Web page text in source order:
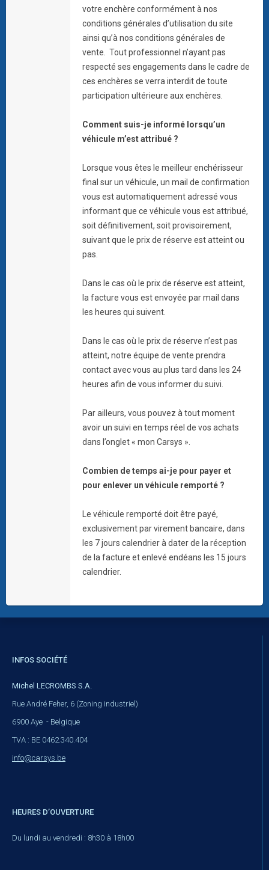
votre enchère conformément à nos
conditions générales d’utilisation du site
ainsi qu’à nos conditions générales de
vente. Tout professionnel n’ayant pas
respecté ses engagements dans le cadre de
ces enchères se verra interdit de toute
participation ultérieure aux enchères.
Comment suis-je informé lorsqu’un
véhicule m’est attribué ?
Lorsque vous êtes le meilleur enchérisseur
final sur un véhicule, un mail de confirmation
vous est automatiquement adressé vous
informant que ce véhicule vous est attribué,
soit définitivement, soit provisoirement,
suivant que le prix de réserve est atteint ou
pas.
Dans le cas où le prix de réserve est atteint,
la facture vous est envoyée par mail dans
les heures qui suivent.
Dans le cas où le prix de réserve n’est pas
atteint, notre équipe de vente prendra
contact avec vous au plus tard dans les 24
heures afin de vous informer du suivi.
Par ailleurs, vous pouvez à tout moment
avoir un suivi en temps réel de vos achats
dans l’onglet « mon Carsys ».
Combien de temps ai-je pour payer et
pour enlever un véhicule remporté ?
Le véhicule remporté doit être payé,
exclusivement par virement bancaire, dans
les 7 jours calendrier à dater de la réception
de la facture et enlevé endéans les 15 jours
calendrier.
INFOS SOCIÉTÉ
Michel LECROMBS S.A.
Rue André Feher, 6 (Zoning industriel)
6900 Aye - Belgique
TVA : BE 0462.340.404
info@carsys.be
HEURES D’OUVERTURE
Du lundi au vendredi : 8h30 à 18h00